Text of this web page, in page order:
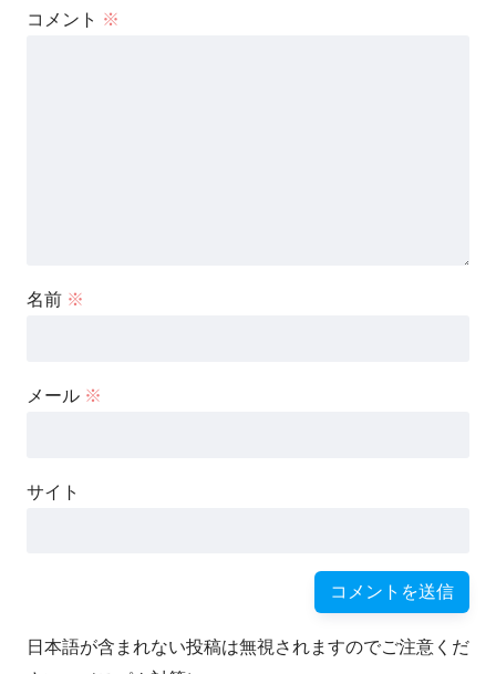
コメント ※
名前 ※
メール ※
サイト
日本語が含まれない投稿は無視されますのでご注意くだ